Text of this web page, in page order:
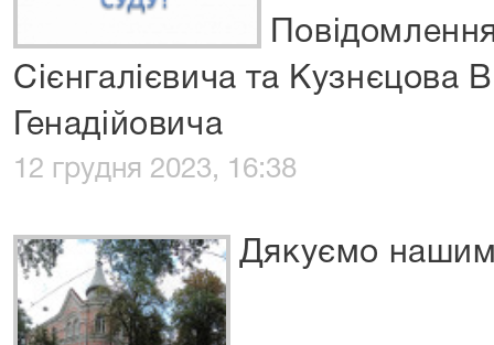
Сієнгалієвича та Кузнєцова
Генадійовича
12 грудня 2023, 16:38
Дякуємо